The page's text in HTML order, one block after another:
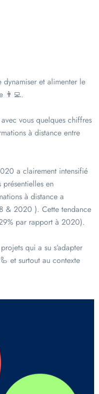
et alimenter le
👨‍💻.
vous quelques chiffres
à distance entre
a clairement intensifié
en
à distance a
& 2020 ). Cette tendance
par rapport à 2020).
qui a su s’adapter
et surtout au contexte